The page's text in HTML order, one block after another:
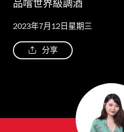
品嚐世界級調酒
2023年7月12日星期三
分享